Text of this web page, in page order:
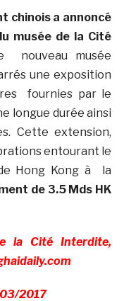
chinois a annoncé
musée de la Cité
nouveau musée
une exposition
fournies par le
longue durée ainsi
Cette extension,
entourant le
Hong Kong à la
de 3.5 Mds HK
la Cité Interdite,
2017